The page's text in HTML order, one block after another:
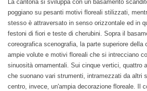
La cantoria si sviluppa con un basamento
poggiano su pesanti motivi floreali stilizzati,
stesso è attraversato in senso orizzontale ed in
festoni di fiori e teste di cherubini. Sopra il
coreografica scenografia, la parte superiore della
ampie volute e motivi floreali che si intrecciano
sinuosità ornamentali. Sui cinque vertici, quattro
che suonano vari strumenti, intramezzati da altri
centro, invece, un'ampia decorazione floreale. Il